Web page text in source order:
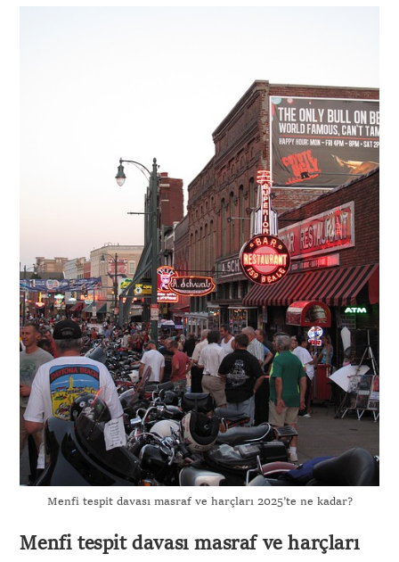
Menfi tespit davası masraf ve harçları 2025’te ne kadar?
Menfi tespit davası masraf ve harçları